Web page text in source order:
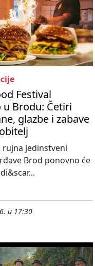
Festival
Brodu: Četiri
glazbe i zabave
rujna jedinstveni
Brod ponovno će
u 17:30